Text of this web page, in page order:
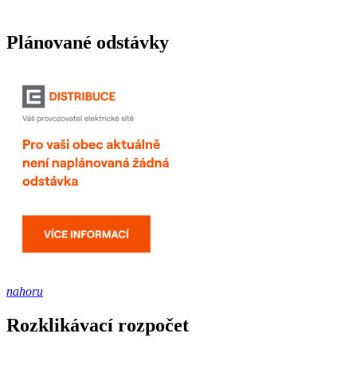
Plánované odstávky
nahoru
Rozklikávací rozpočet